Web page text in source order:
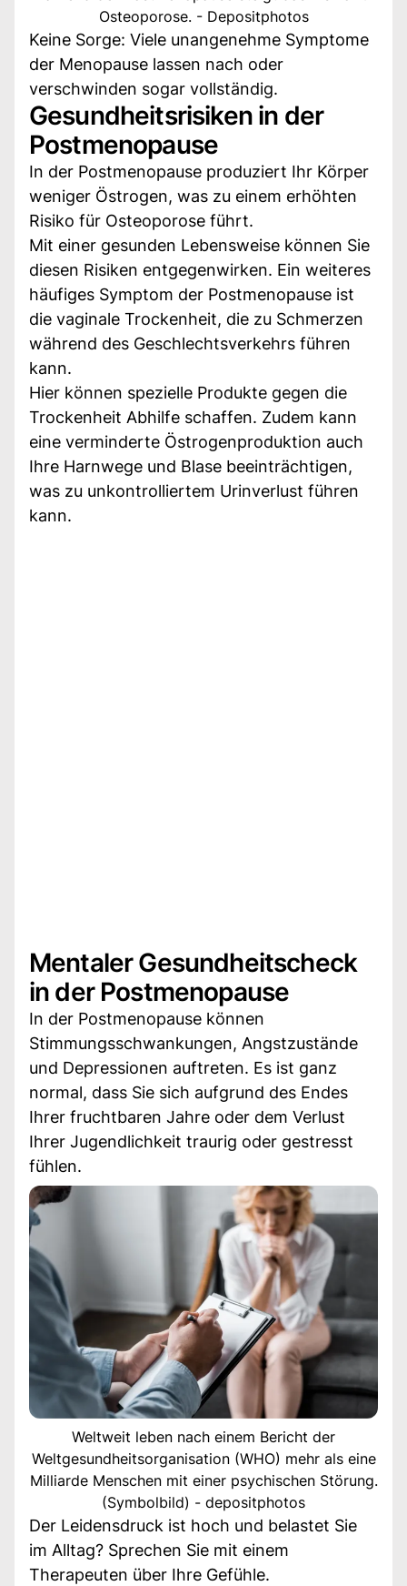
Osteoporose. - Depositphotos
Keine Sorge: Viele unangenehme Symptome
der Menopause lassen nach oder
verschwinden sogar vollständig.
Gesundheitsrisiken in der
Postmenopause
In der Postmenopause produziert Ihr Körper
weniger Östrogen, was zu einem erhöhten
Risiko für Osteoporose führt.
Mit einer gesunden Lebensweise können Sie
diesen Risiken entgegenwirken. Ein weiteres
häufiges Symptom der Postmenopause ist
die vaginale Trockenheit, die zu Schmerzen
während des Geschlechtsverkehrs führen
kann.
Hier können spezielle Produkte gegen die
Trockenheit Abhilfe schaffen. Zudem kann
eine verminderte Östrogenproduktion auch
Ihre Harnwege und Blase beeinträchtigen,
was zu unkontrolliertem Urinverlust führen
kann.
Mentaler Gesundheitscheck
in der Postmenopause
In der Postmenopause können
Stimmungsschwankungen, Angstzustände
und Depressionen auftreten. Es ist ganz
normal, dass Sie sich aufgrund des Endes
Ihrer fruchtbaren Jahre oder dem Verlust
Ihrer Jugendlichkeit traurig oder gestresst
fühlen.
Weltweit leben nach einem Bericht der
Weltgesundheitsorganisation (WHO) mehr als eine
Milliarde Menschen mit einer psychischen Störung.
(Symbolbild) - depositphotos
Der Leidensdruck ist hoch und belastet Sie
im Alltag? Sprechen Sie mit einem
Therapeuten über Ihre Gefühle.